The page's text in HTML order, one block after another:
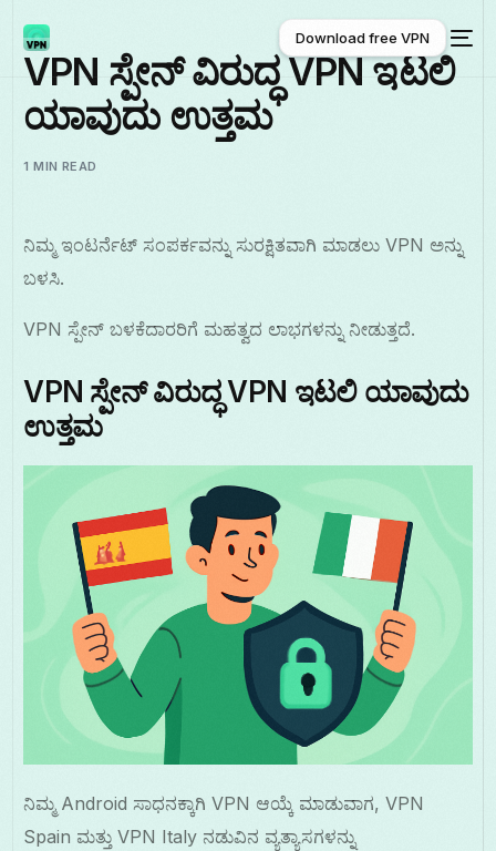
ಕನ್ನಡ
Download free VPN
Download free VPN
VPN ಸ್ಪೇನ್ ವಿರುದ್ಧ VPN ಇಟಲಿ
ಯಾವುದು ಉತ್ತಮ
1 MIN READ
ನಿಮ್ಮ ಇಂಟರ್ನೆಟ್ ಸಂಪರ್ಕವನ್ನು ಸುರಕ್ಷಿತವಾಗಿ ಮಾಡಲು VPN ಅನ್ನು
ಬಳಸಿ.
VPN ಸ್ಪೇನ್ ಬಳಕೆದಾರರಿಗೆ ಮಹತ್ವದ ಲಾಭಗಳನ್ನು ನೀಡುತ್ತದೆ.
VPN ಸ್ಪೇನ್ ವಿರುದ್ಧ VPN ಇಟಲಿ ಯಾವುದು
ಉತ್ತಮ
ನಿಮ್ಮ Android ಸಾಧನಕ್ಕಾಗಿ VPN ಆಯ್ಕೆ ಮಾಡುವಾಗ, VPN
Spain ಮತ್ತು VPN Italy ನಡುವಿನ ವ್ಯತ್ಯಾಸಗಳನ್ನು